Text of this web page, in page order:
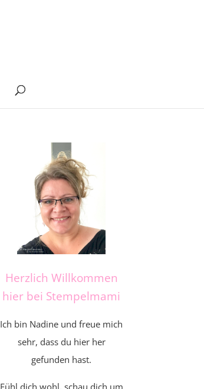
Herzlich Willkommen
hier bei Stempelmami
Ich bin Nadine und freue mich
sehr, dass du hier her
gefunden hast.
Fühl dich wohl, schau dich um